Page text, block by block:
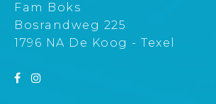
Fam Boks
Bosrandweg 225
1796 NA De Koog - Texel